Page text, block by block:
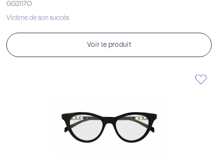
GG2117O
Victime de son succès
Voir le produit